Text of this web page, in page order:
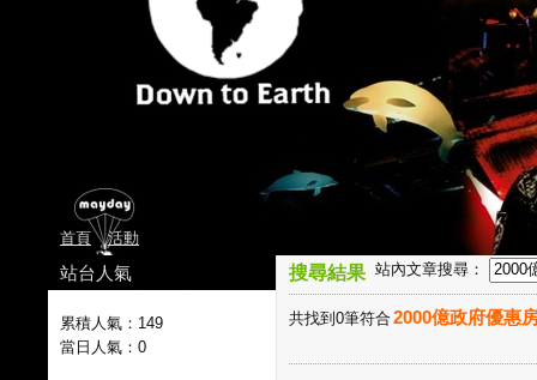
首頁 活動
搜尋結果 站內文章搜尋：
共找到0筆符合2000億政府優惠
站台人氣
累積人氣： 149
當日人氣： 0